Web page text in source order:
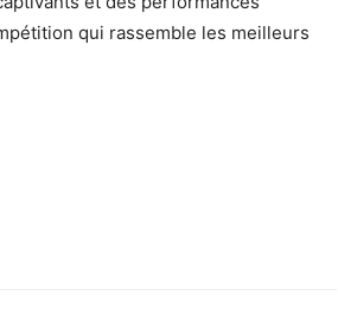
qui rassemble les meilleurs